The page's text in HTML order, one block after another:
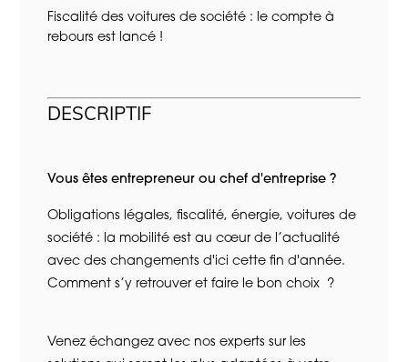
Fiscalité des voitures de société : le compte à
rebours est lancé !
DESCRIPTIF
Vous êtes entrepreneur ou chef d'entreprise ?
Obligations légales, fiscalité, énergie, voitures de
société : la mobilité est au cœur de l’actualité
avec des changements d'ici cette fin d'année.
Comment s’y retrouver et faire le bon choix ?
Venez échangez avec nos experts sur les